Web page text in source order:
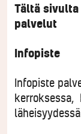
Tältä sivulta
palvelut
Infopiste
Infopiste
kerroksessa,